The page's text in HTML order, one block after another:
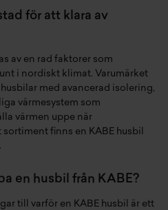
för att klara av
av en rad faktorer som
i nordiskt klimat. Varumärket
med avancerad isolering,
värmesystem som
värmen uppe när
finns en KABE husbil
en husbil från KABE?
till varför en KABE husbil är ett